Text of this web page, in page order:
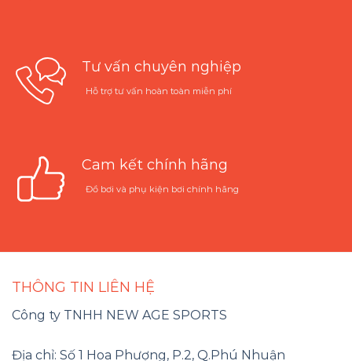
Tư vấn chuyên nghiệp
Hỗ trợ tư vấn hoàn toàn miễn phí
Cam kết chính hãng
Đồ bơi và phụ kiện bơi chính hãng
THÔNG TIN LIÊN HỆ
Công ty TNHH NEW AGE SPORTS
Địa chỉ: Số 1 Hoa Phượng, P.2, Q.Phú Nhuận